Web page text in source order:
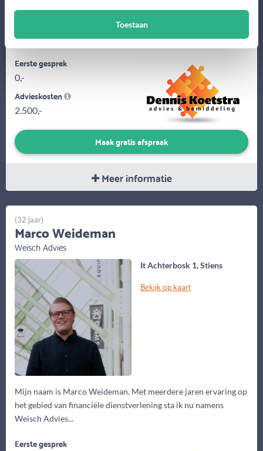
Toestaan
Sinds 1997 ben ik werkzaam in hypotheken en verzekeringen.
Belangrijk is om duidelijk en helder te zijn. Behandel je klant
zoals jezelf...
Eerste gesprek
0,-
Advieskosten
2.500,-
Maak gratis afspraak
Meer informatie
It Achterbosk 1, Stiens
Bekijk op kaart
Mijn naam is Marco Weideman. Met meerdere jaren ervaring op
het gebied van financiële dienstverlening sta ik nu namens
Weisch Advies...
(32 jaar)
Marco Weideman
Weisch Advies
Eerste gesprek